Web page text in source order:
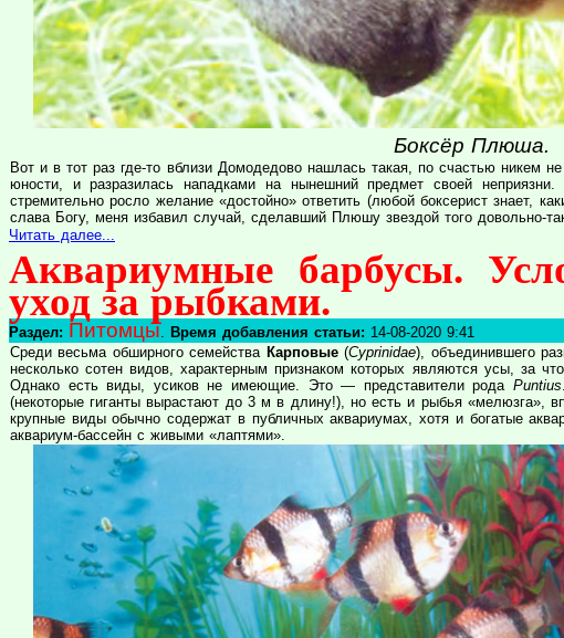
Боксёр Плюша.
Вот и в тот раз где-то вблизи Домодедово нашлась такая, по счастью никем
юности, и разразилась нападками на нынешний предмет своей
стремительно росло желание «достойно» ответить (любой боксерист знает,
слава Богу, меня избавил случай, сделавший Плюшу звездой того довольно-
Читать далее...
Аквариумные барбусы.
уход за рыбками.
Раздел: Питомцы. Время добавления статьи: 14-08-2020 9:41
Среди весьма обширного семейства Карповые(Cyprinidae), объединившего
несколько сотен видов, характерным признаком которых являются усы, за
Однако есть виды, усиков не имеющие. Это — представители родаPuntius
(некоторые гиганты вырастают до 3 м в длину!), но есть и рыбья «мелюзга»,
крупные виды обычно содержат в публичных аквариумах, хотя и богатые
аквариум-бассейн с живыми «лаптями».